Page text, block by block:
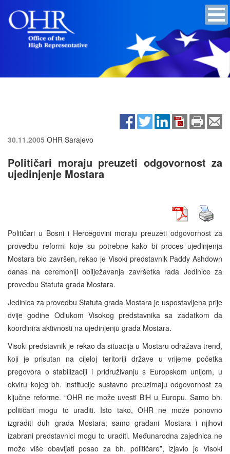
30.11.2005 OHR Sarajevo
Političari moraju preuzeti odgovornost za
ujedinjenje Mostara
Političari u Bosni i Hercegovini moraju preuzeti odgovornost za
provedbu reformi koje su potrebne kako bi proces ujedinjenja
Mostara bio završen, rekao je Visoki predstavnik Paddy Ashdown
danas na ceremoniji obilježavanja završetka rada Jedinice za
provedbu Statuta grada Mostara.
Jedinica za provedbu Statuta grada Mostara je uspostavljena prije
dvije godine Odlukom Visokog predstavnika sa zadatkom da
koordinira aktivnosti na ujedinjenju grada Mostara.
Visoki predstavnik je rekao da situacija u Mostaru odražava trend,
koji je prisutan na cijeloj teritoriji države u vrijeme početka
pregovora o stabilizaciji i pridruživanju s Europskom unijom, u
okviru kojeg bh. institucije sustavno preuzimaju odgovornost za
ključne reforme. “OHR ne može uvesti BiH u Europu. Samo bh.
političari mogu to uraditi. Isto tako, OHR ne može ponovno
izgraditi duh grada Mostara; samo građani Mostara i njihovi
izabrani predstavnici mogu to uraditi. Međunarodna zajednica ne
može više obavljati posao za bh. političare”, izjavio je Visoki